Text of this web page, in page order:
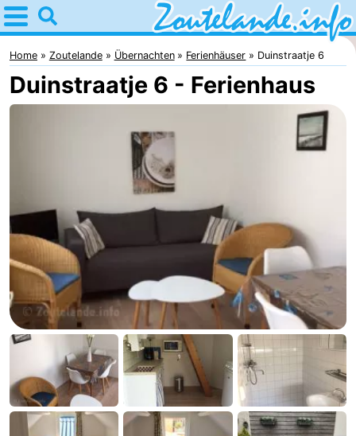
Home
Zoutelande
Tipps
Langstraat
Webcam
Strand
Übernachten
Appartements
-
Aparthotel
Zoutelande
Duinflat
-
Home Zoutelande Übernachten Ferienhäuser Duinstraatje 6
Duinstraatje 6 - Ferienhaus